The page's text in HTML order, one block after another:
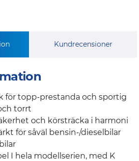
Kundrecensioner
för topp-prestanda och sportig
torrt
och körsträcka i harmoni
för såväl bensin-/dieselbilar
I hela modellserien, med K